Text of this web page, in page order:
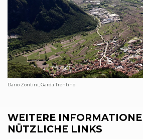
Dario Zontini, Garda Trentino
WEITERE
NÜTZLICHE LINKS